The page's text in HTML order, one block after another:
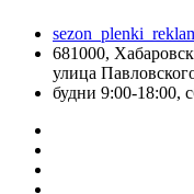
681000,
улица
будни 9:00-18:00,